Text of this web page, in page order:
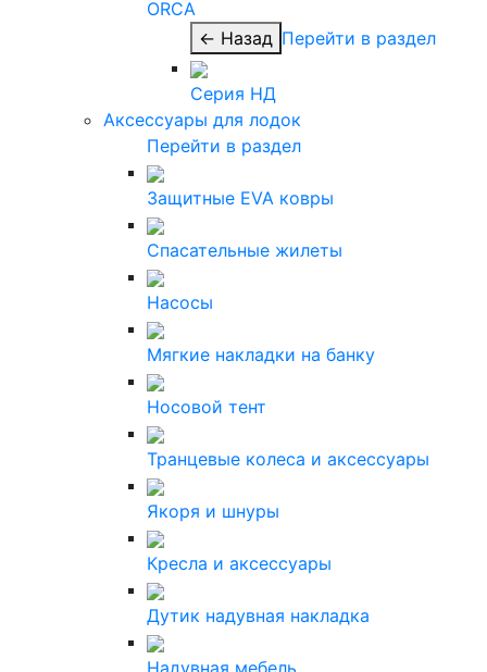
ORCA
← Назад Перейти в раздел
Серия НД
Аксессуары для лодок
Перейти в раздел
Защитные EVA ковры
Спасательные жилеты
Насосы
Мягкие накладки на банку
Носовой тент
Транцевые колеса и аксессуары
Якоря и шнуры
Кресла и аксессуары
Дутик надувная накладка
Надувная мебель